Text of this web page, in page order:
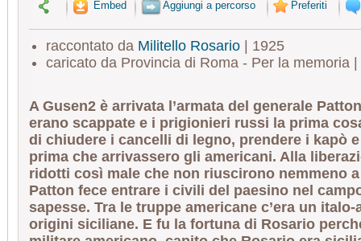
Embed Aggiungi a percorso Preferiti
raccontato da Militello Rosario| 1925
caricato da Provincia di Roma - Per la memoria
A Gusen2 è arrivata l’armata del generale
erano scappate e i prigionieri russi la prima
di chiudere i cancelli di legno, prendere i kapò
prima che arrivassero gli americani. Alla
ridotti così male che non riuscirono nemmeno
Patton fece entrare i civili del paesino nel
sapesse. Tra le truppe americane c’era un
origini siciliane. E fu la fortuna di Rosario